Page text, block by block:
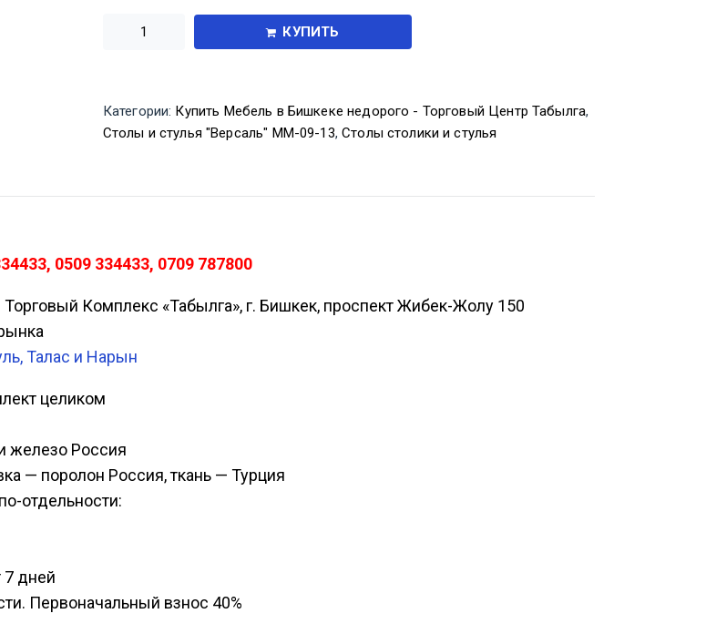
КУПИТЬ
Категории: Купить Мебель в Бишкеке недорого - Торговый Центр Табылга,
Столы и стулья "Версаль" ММ-09-13,Столы столики и стулья
0509 334433, 0709 787800
Комплекс «Табылга», г. Бишкек, проспект Жибек-Жолу 150
Талас и Нарын
целиком
железо Россия
— поролон Россия, ткань — Турция
отдельности:
7 дней
Первоначальный взнос 40%